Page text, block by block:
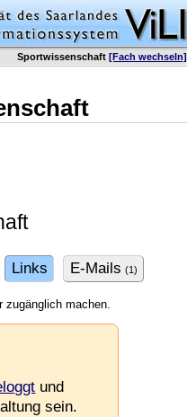
Sportwissenschaft [Fach wechseln]
Links E-Mails (1)
machen.
und
sein.